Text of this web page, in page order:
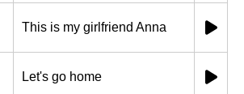
This is my girlfriend Anna
Let's go home